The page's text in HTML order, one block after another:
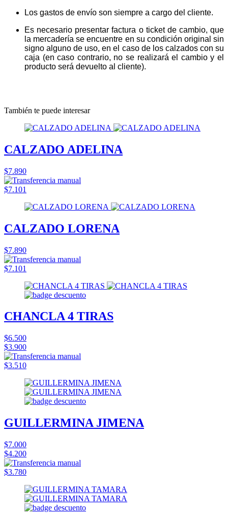
Los gastos de envío son siempre a cargo del cliente.
Es necesario presentar factura o ticket de cambio, que
la mercadería se encuentre en su condición original sin
signo alguno de uso, en el caso de los calzados con su
caja (en caso contrario, no se realizará el cambio y el
producto será devuelto al cliente).
También te puede interesar
CALZADO ADELINA
$7.890
$7.101
CALZADO LORENA
$7.890
$7.101
CHANCLA 4 TIRAS
$6.500
$3.900
$3.510
GUILLERMINA JIMENA
$7.000
$4.200
$3.780